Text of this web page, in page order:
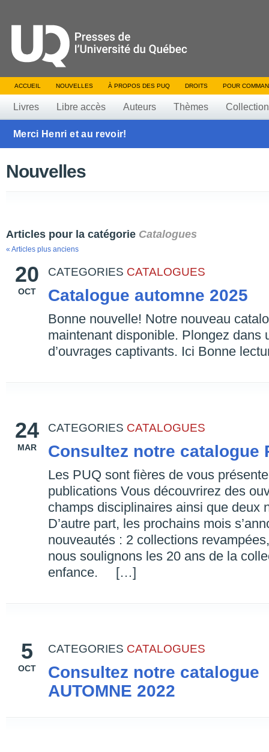
ACCUEIL NOUVELLES À PROPOS DES PUQ DROITS POUR
Livres Libre accès Auteurs Thèmes
Merci Henri et au revoir!
Nouvelles
Articles pour la catégorie Catalogues
« Articles plus anciens
20
OCT
CATEGORIES CATALOGUES
Catalogue automne 2025
Bonne nouvelle! Notre nouveau
maintenant disponible. Plongez dans
d’ouvrages captivants. Ici Bonne
24
MAR
CATEGORIES CATALOGUES
Consultez notre catalogue
Les PUQ sont fières de vous
publications Vous découvrirez des
champs disciplinaires ainsi que deux
D’autre part, les prochains mois
nouveautés : 2 collections
nous soulignons les 20 ans de la
enfance. […]
5
OCT
CATEGORIES CATALOGUES
Consultez notre catalogue
AUTOMNE 2022